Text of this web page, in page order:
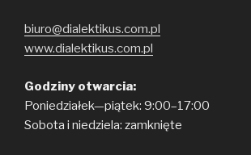
biuro@dialektikus.com.pl
www.dialektikus.com.pl
Godziny otwarcia:
Poniedziałek—piątek: 9:00–17:00
Sobota i niedziela: zamknięte